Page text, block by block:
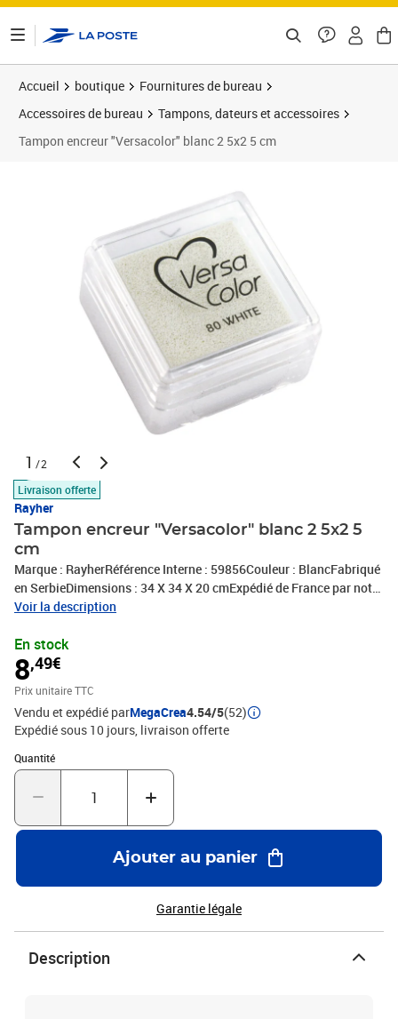
Accueil boutique
Fournitures de bureau
Accessoires de bureau
Tampons, dateurs et accessoires
Tampon encreur "Versacolor" blanc 2 5x2 5 cm
1 /2
Livraison offerte
Rayher
Tampon encreur "Versacolor" blanc 2 5x2 5
cm
Marque : RayherRéférence Interne : 59856Couleur : BlancFabriqué
en SerbieDimensions : 34 X 34 X 20 cmExpédié de France par notre
entrepot Lyonnais
Voir la description
En stock
8,49€
Prix unitaire TTC
Vendu et expédié parMegaCrea4.54/5(52)
Expédié sous 10 jours livraison offerte
Quantité
Quantité : 1
Ajouter au panier
Garantie légale
Description